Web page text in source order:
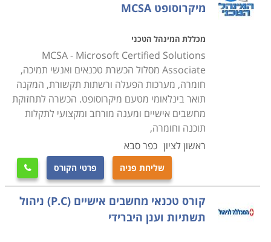
קורס טכנאי מחשבים ניידים
עוסק בלימוד מעמיק של מבנה המחשב הנייד, חומרה,
פירוק מחשבים ניידים והרכבתם, איתור תקלות, התקנת
תוכנות על מחשב נייד ועוד.
קורס טכנאי מחשבים עם הסמכת MCITP
במסגרת הקורס תלמדו נושאי חומרה וטכנאות, טכנולוגיות
מתקדמות, איתור תקלות, מערכות הפעלה ועוד תחומים
שעליהם אחראי טכנאי המחשבים. במקביל תעסקו גם
בעבודת מנהל רשתות תקשורת ותלמדו איך בונים רשת
תקשורת, איך מתאימים את הרשת לצרכים השוטפים של
הארגון, איך פותרים בעיות וכן הלאה.
מיקרוסופט MCSA
מכללת המינהל הטכני
MCSA - Microsoft Certified Solutions
Associate מסלול הכשרת טכנאים ואנשי תמיכה,
חומרה, מערכות הפעלה ורשתות תקשורת, המקנה
תואר בינלאומי מטעם מיקרוסופט. הכשרה לתחזוקת
מחשבים אישיים ומענה מורחב ומקצועי לתקלות
תוכנה וחומרה,
ראשון לציון כפר סבא
שליחת פניה פרטי הקורס 
קורס טכנאי מחשבים אישיים (P.C) ניהול
תשתיות וענן היברידי